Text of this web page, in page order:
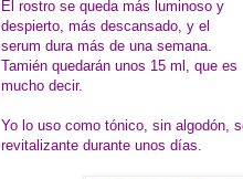
El rostro se queda más luminoso y
despierto, más descansado, y el
serum dura más de una semana.
Tamién quedarán unos 15 ml, que es
mucho decir.
Yo lo uso como tónico, sin algodón,
revitalizante durante unos días.